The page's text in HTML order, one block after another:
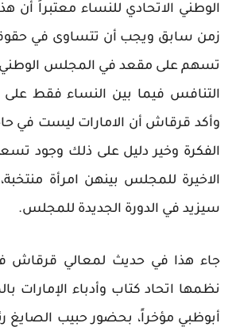
الوطني الاتحادي للنساء معتبراً أن
زمن سابق ويجب أن تتساوى في
تسهم على مقعد في المجلس الوطني
التنافس فيما بين النساء فقط
وأكد قرقاش أن الامارات ليست في
الفكرة وخير دليل على ذلك وجود
الاخيرة للمجلس بينهن امرأة
سيزيد في الدورة الجديدة للمجلس.
جاء هذا في حديث لمعالي قرقاش
نظمها اتحاد كتاب وأدباء الإمارات
أبوظبي مؤخراً، بحضور حبيب